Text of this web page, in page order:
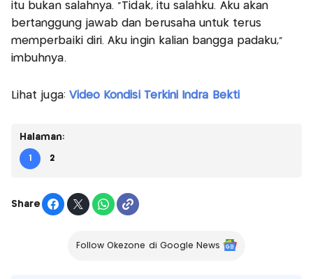
itu bukan salahnya. “Tidak, itu salahku. Aku akan
bertanggung jawab dan berusaha untuk terus
memperbaiki diri. Aku ingin kalian bangga padaku,”
imbuhnya.
Lihat juga: Video Kondisi Terkini Indra Bekti
Halaman:
1 2
Share
Follow Okezone di Google News